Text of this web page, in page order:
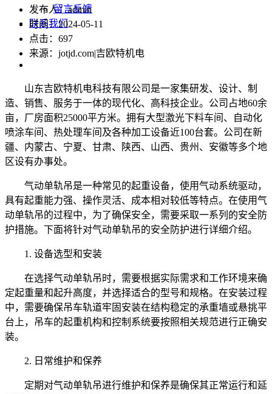
留言反馈
联系我们
发布人：admin
时间：2024-05-11
点击： 697
来源：jotjd.com|吉欧特机电
山东吉欧特机电科技有限公司是一家集研发、设计、制
造、销售、服务于一体的现代化、高科技企业。公司占地60余
亩，厂房面积25000平方米。拥有大型激光下料车间、自动化
喷涂车间、热处理车间及各种加工设备近100台套。公司在新
疆、内蒙古、宁夏、甘肃、陕西、山西、贵州、安徽等多个地
区设有办事处。
气动单轨吊是一种常见的起重设备，使用气动系统驱动，
具有起重能力强、操作灵活、成本相对较低等特点。在使用气
动单轨吊的过程中，为了确保安全，需要采取一系列的安全防
护措施。下面将针对气动单轨吊的安全防护进行详细介绍。
1. 设备选型和安装
在选择气动单轨吊时，需要根据实际需求和工作环境来确
定起重量和起升高度，并选择适合的型号和规格。在安装过程
中，需要确保吊车轨道牢固安装在结构稳定的承重墙或悬挑平
台上，吊车的起重机构和控制系统要按照相关规范进行正确安
装。
2. 日常维护和保养
定期对气动单轨吊进行维护和保养是确保其正常运行和延